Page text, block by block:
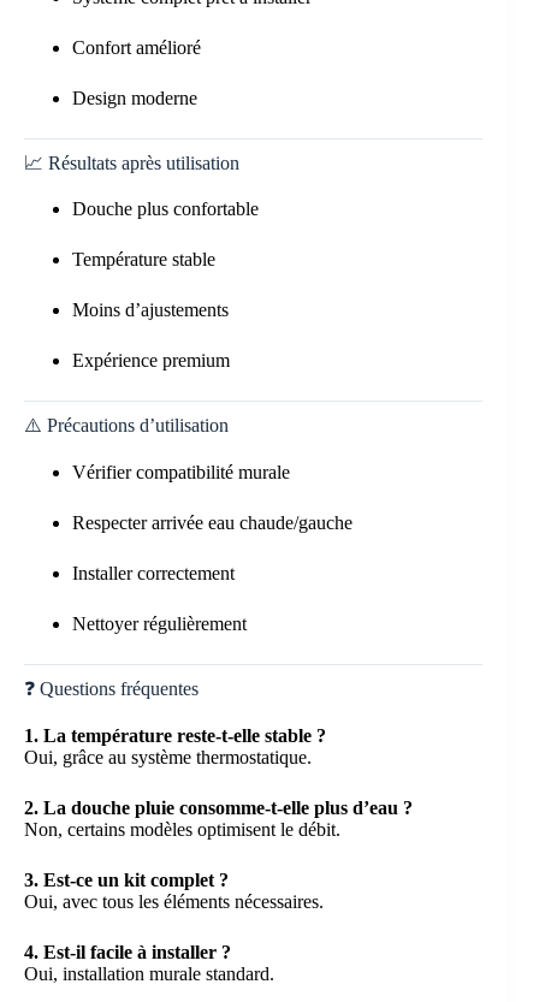
Confort amélioré
Design moderne
📈 Résultats après utilisation
Douche plus confortable
Température stable
Moins d’ajustements
Expérience premium
⚠️ Précautions d’utilisation
Vérifier compatibilité murale
Respecter arrivée eau chaude/gauche
Installer correctement
Nettoyer régulièrement
❓ Questions fréquentes
1. La température reste-t-elle stable ?
Oui, grâce au système thermostatique.
2. La douche pluie consomme-t-elle plus d’eau ?
Non, certains modèles optimisent le débit.
3. Est-ce un kit complet ?
Oui, avec tous les éléments nécessaires.
4. Est-il facile à installer ?
Oui, installation murale standard.